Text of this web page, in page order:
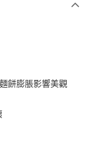
餅膨脹影響美觀